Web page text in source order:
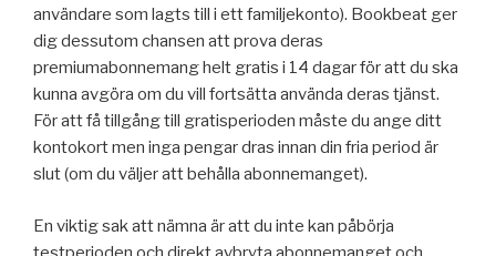
användare som lagts till i ett familjekonto). Bookbeat ger
dig dessutom chansen att prova deras
premiumabonnemang helt gratis i 14 dagar för att du ska
kunna avgöra om du vill fortsätta använda deras tjänst.
För att få tillgång till gratisperioden måste du ange ditt
kontokort men inga pengar dras innan din fria period är
slut (om du väljer att behålla abonnemanget).
En viktig sak att nämna är att du inte kan påbörja